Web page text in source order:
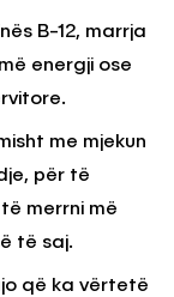
B-12, marrja
energji ose
me mjekun
për të
merrni më
të saj.
që ka vërtetë